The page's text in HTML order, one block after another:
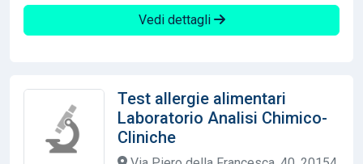
Vedi dettagli
Test allergie alimentari
Laboratorio Analisi Chimico-
Cliniche